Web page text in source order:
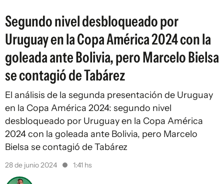
Segundo nivel desbloqueado por
Uruguay en la Copa América 2024 con la
goleada ante Bolivia, pero Marcelo Bielsa
se contagió de Tabárez
El análisis de la segunda presentación de Uruguay
en la Copa América 2024: segundo nivel
desbloqueado por Uruguay en la Copa América
2024 con la goleada ante Bolivia, pero Marcelo
Bielsa se contagió de Tabárez
28 de junio 2024 1:41 hs